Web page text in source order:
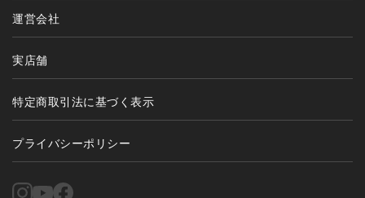
運営会社
実店舗
特定商取引法に基づく表示
プライバシーポリシー